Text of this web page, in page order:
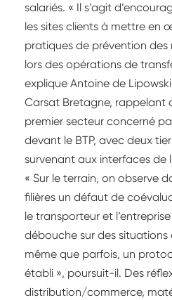
salariés. « Il s’agit
les sites clients à mettre en
pratiques de prévention des
lors des opérations de
explique Antoine de
Carsat Bretagne, rappelant
premier secteur concerné
devant le BTP, avec deux
survenant aux interfaces de
« Sur le terrain, on observe
filières un défaut de
le transporteur et
débouche sur des
même que parfois, un
établi », poursuit-il. Des
distribution/commerce,